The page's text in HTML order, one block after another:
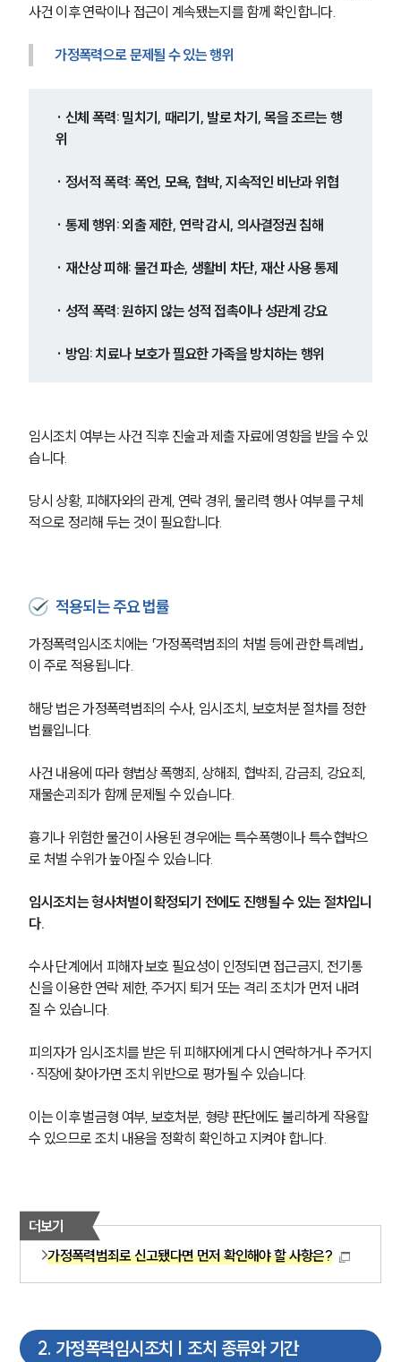
사건 이후 연락이나 접근이 계속됐는지를 함께 확인합니다.
가정폭력으로 문제될 수 있는 행위
· 신체 폭력: 밀치기, 때리기, 발로 차기, 목을 조르는 행
위
· 정서적 폭력: 폭언, 모욕, 협박, 지속적인 비난과 위협
· 통제 행위: 외출 제한, 연락 감시, 의사결정권 침해
· 재산상 피해: 물건 파손, 생활비 차단, 재산 사용 통제
· 성적 폭력: 원하지 않는 성적 접촉이나 성관계 강요
· 방임: 치료나 보호가 필요한 가족을 방치하는 행위
임시조치 여부는 사건 직후 진술과 제출 자료에 영향을 받을 수 있
습니다.
당시 상황, 피해자와의 관계, 연락 경위, 물리력 행사 여부를 구체
적으로 정리해 두는 것이 필요합니다.
적용되는 주요 법률
가정폭력임시조치에는 「가정폭력범죄의 처벌 등에 관한 특례법」
이 주로 적용됩니다.
해당 법은 가정폭력범죄의 수사, 임시조치, 보호처분 절차를 정한
법률입니다.
사건 내용에 따라 형법상 폭행죄, 상해죄, 협박죄, 감금죄, 강요죄,
재물손괴죄가 함께 문제될 수 있습니다.
흉기나 위험한 물건이 사용된 경우에는 특수폭행이나 특수협박으
로 처벌 수위가 높아질 수 있습니다.
임시조치는 형사처벌이 확정되기 전에도 진행될 수 있는 절차입니
다.
수사 단계에서 피해자 보호 필요성이 인정되면 접근금지, 전기통
신을 이용한 연락 제한, 주거지 퇴거 또는 격리 조치가 먼저 내려
질 수 있습니다.
피의자가 임시조치를 받은 뒤 피해자에게 다시 연락하거나 주거지
·직장에 찾아가면 조치 위반으로 평가될 수 있습니다.
이는 이후 벌금형 여부, 보호처분, 형량 판단에도 불리하게 작용할
수 있으므로 조치 내용을 정확히 확인하고 지켜야 합니다.
더보기
가정폭력범죄로 신고됐다면 먼저 확인해야 할 사항은?
2. 가정폭력임시조치 | 조치 종류와 기간